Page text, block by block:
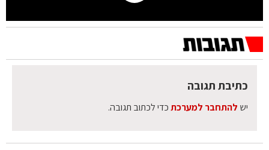
כתיבת תגובה
יש להתחבר למערכתכדי לכתוב תגובה.